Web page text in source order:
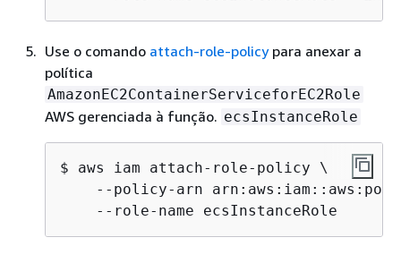
Use o comando attach-role-policypara anexar a
política
AmazonEC2ContainerServiceforEC2Role
AWS gerenciada à função. ecsInstanceRole
$ aws iam attach-role-policy \
--policy-arn
    --role-name ecsInstanceRole